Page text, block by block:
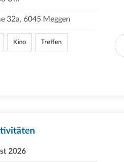
32a, 6045 Meggen
Kino Treffen
2026